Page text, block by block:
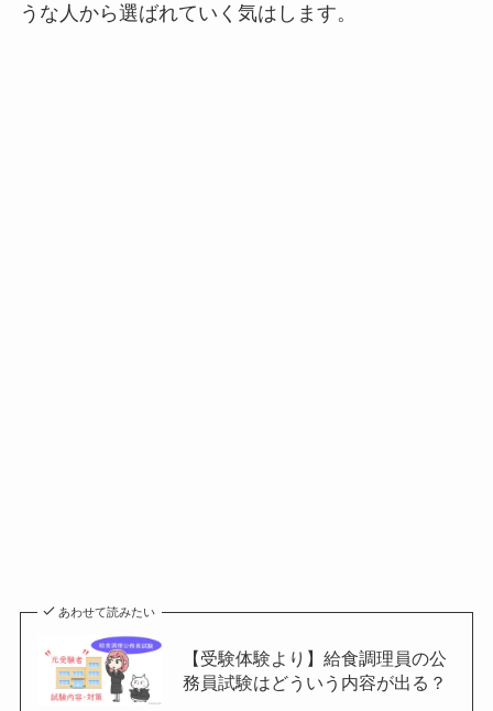
うな人から選ばれていく気はします。
あわせて読みたい
【受験体験より】給食調理員の公
務員試験はどういう内容が出る？